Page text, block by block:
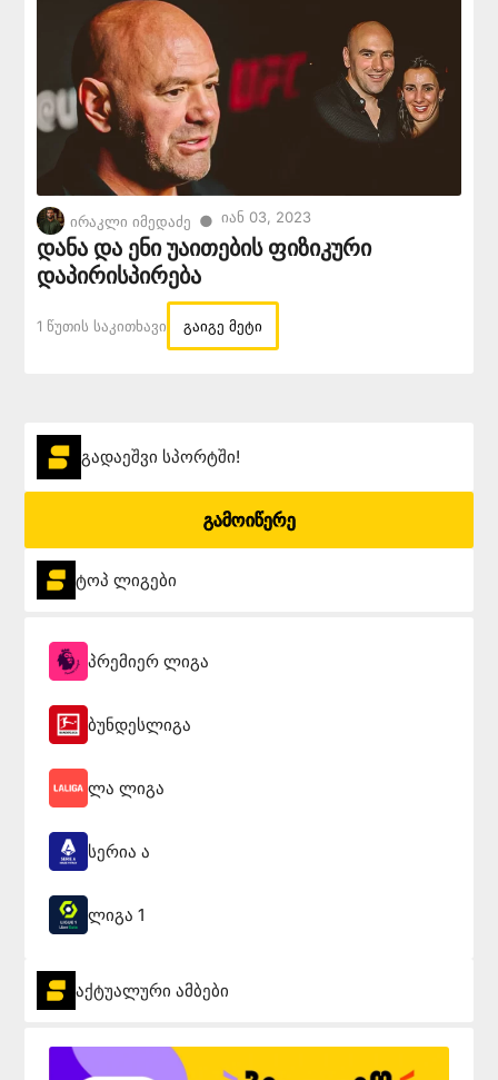
ირაკლი იმედაძე ● Იან 03, 2023
დანა და ენი უაითების ფიზიკური
დაპირისპირება
1 Წუთის Საკითხავი გაიგე მეტი
გადაეშვი სპორტში!
გამოიწერე
ტოპ ლიგები
პრემიერ ლიგა
ბუნდესლიგა
ლა ლიგა
სერია ა
ლიგა 1
აქტუალური ამბები